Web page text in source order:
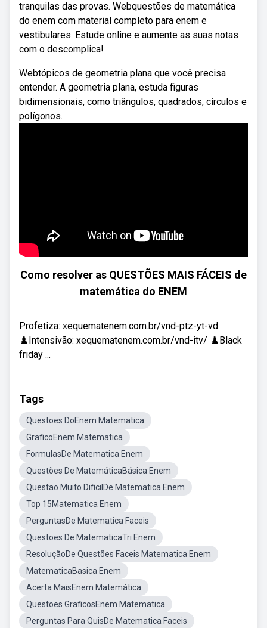
tranquilas das provas. Webquestões de matemática
do enem com material completo para enem e
vestibulares. Estude online e aumente as suas notas
com o descomplica!
Webtópicos de geometria plana que você precisa
entender. A geometria plana, estuda figuras
bidimensionais, como triângulos, quadrados, círculos e
polígonos.
Como resolver as QUESTÕES MAIS FÁCEIS de
matemática do ENEM
Profetiza: xequematenem.com.br/vnd-ptz-yt-vd
♟️Intensivão: xequematenem.com.br/vnd-itv/ ♟️Black
friday ...
Tags
Questoes DoEnem Matematica
GraficoEnem Matematica
FormulasDe Matematica Enem
Questões De MatemáticaBásica Enem
Questao Muito DificilDe Matematica Enem
Top 15Matematica Enem
PerguntasDe Matematica Faceis
Questoes De MatematicaTri Enem
ResoluçãoDe Questões Faceis Matematica Enem
MatematicaBasica Enem
Acerta MaisEnem Matemática
Questoes GraficosEnem Matematica
Perguntas Para QuisDe Matematica Faceis